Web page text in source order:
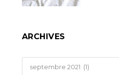
ARCHIVES
Archives
septembre 2021 (1)